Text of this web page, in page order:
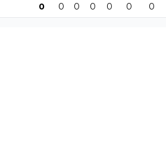
0 0 0 0 0 0 0